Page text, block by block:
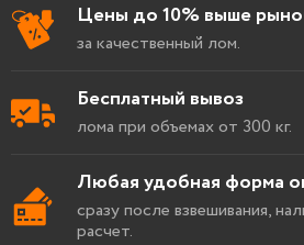
Цены до 10% выше
за качественный лом.
Бесплатный вывоз
лома при объемах от 300 кг.
Любая удобная форма
сразу после взвешивания,
расчет.